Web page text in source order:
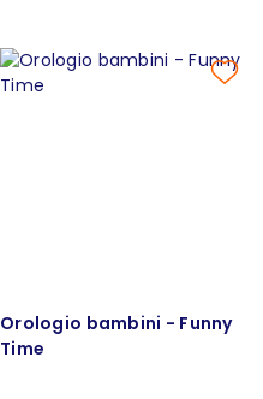
Orologio bambini - Funny
Time